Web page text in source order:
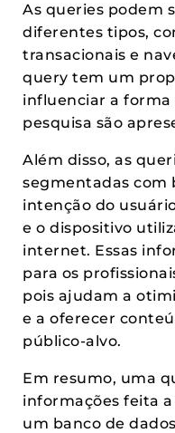
As queries podem
diferentes tipos,
transacionais e
query tem um
influenciar a forma
pesquisa são
Além disso, as
segmentadas com
intenção do
e o dispositivo
internet. Essas
para os
pois ajudam a
e a oferecer
público-alvo.
Em resumo, uma
informações feita
um banco de